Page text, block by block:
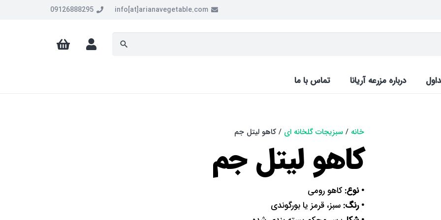
info[at]arianavegetable.com
09126888295
search
درباره مزرعه آریانا تماس با ما
خانه / سبزیجات گلخانه ای / کاهو لیتل جم
کاهو لیتل جم
• نوع:کاهو رومی
• رنگ: سبز، قرمز یا بورگوندی